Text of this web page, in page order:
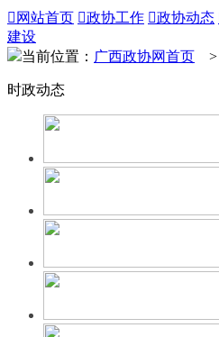
 网站首页 政协工作 政协动态
建设
当前位置： 广西政协网首页 >
时政动态